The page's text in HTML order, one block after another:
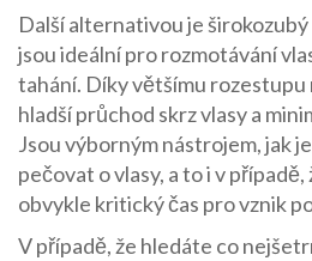
Další alternativou je
jsou ideální pro rozmotávání
tahání. Díky většímu rozestupu
hladší průchod skrz vlasy a
Jsou výborným nástrojem, jak
pečovat o vlasy, a to i v
obvykle kritický čas pro vznik
V případě, že hledáte co